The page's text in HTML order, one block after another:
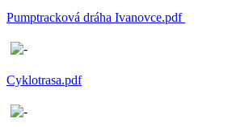
Pumptracková dráha Ivanovce.pdf
Cyklotrasa.pdf